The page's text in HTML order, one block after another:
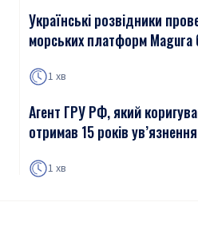
Українські розвідники
морських платформ Magura
1 хв
Агент ГРУ РФ, який
отримав 15 років ув’язнення
1 хв